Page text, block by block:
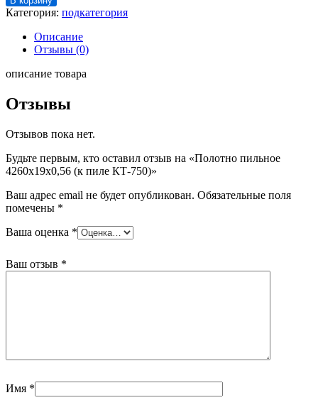
Полотно
пильное
4260х19х0,56
КТ-750)
Категория: подкатегория
Описание
Отзывы (0)
описание товара
Отзывы
Отзывов пока нет.
Будьте первым, кто оставил отзыв на «Полотно пильное
4260х19х0,56 (к пиле КТ-750)»
Ваш адрес email не будет опубликован. Обязательные поля
помечены *
Ваша оценка *
Ваш отзыв *
Имя *